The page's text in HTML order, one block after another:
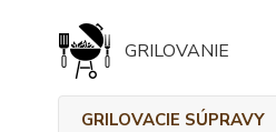
GRILOVANIE
GRILOVACIE SÚPRAVY